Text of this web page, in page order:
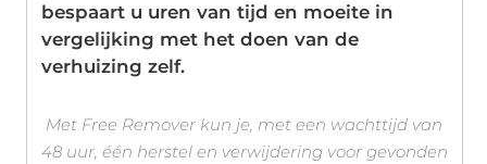
bespaart u uren van tijd en moeite in
vergelijking met het doen van de
verhuizing zelf.
Met Free Remover kun je, met een wachttijd van
48 uur, één herstel en verwijdering voor gevonden